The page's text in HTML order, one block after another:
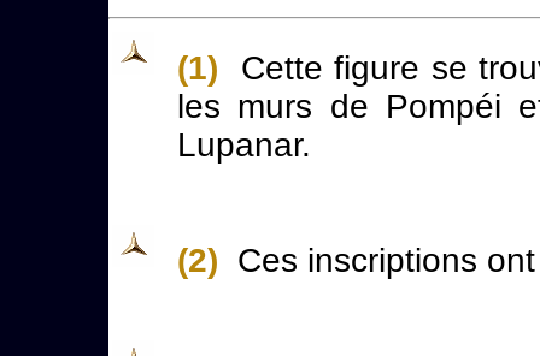
(1) Cette figure se
les murs de Pompéi
Lupanar.
(2) Ces inscriptions